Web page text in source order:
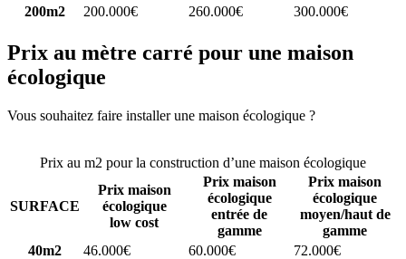
200m2
200.000€ 260.000€ 300.000€
Prix au mètre carré pour une maison
écologique
Vous souhaitez faire installer une maison écologique ?
Prix au m2 pour la construction d’une maison écologique
SURFACE
Prix maison
écologique
low cost
Prix maison
écologique
entrée de
gamme
Prix maison
écologique
moyen/haut de
gamme
40m2
46.000€ 60.000€
72.000€